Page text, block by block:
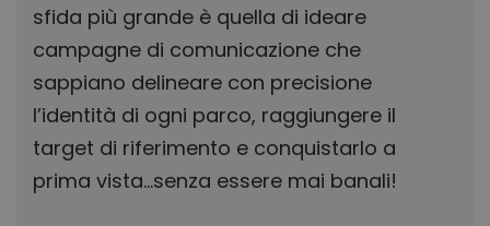
sfida più grande è quella di ideare
campagne di comunicazione che
sappiano delineare con precisione
l’identità di ogni parco, raggiungere il
target di riferimento e conquistarlo a
prima vista…senza essere mai banali!